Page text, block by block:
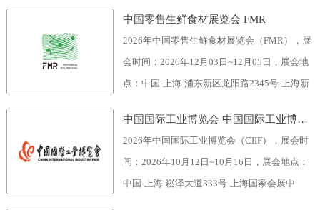
深圳振华展览有限公司，举办周期：一年一
届，展会面积：40000平米，参展观众：60000
人，参展商数量及参展品牌达到400家。2026
全球消费电子展暨深圳国际消费电子展览
会“GCE”，致力于为全球消费电子生产企业、
中国零售生鲜食材展览会 FMR
2026年中国零售生鲜食材展览会（FMR），展
会时间：2026年12月03日~12月05日，展会地
点：中国-上海-浦东新区龙阳路2345号-上海新
企业协会自有品牌专业委员会，举办周期：一
年一届，展会面积：70000平米，参展观众：
30000人，参展商数量及参展品牌达到1500
家。中国零售生鲜食材展览会FMR（国际生鲜
中国国际工业博览会 中国国际工业博览会 CIIF
2026年中国国际工业博览会（CIIF），展会时
间：2026年10月12日~10月16日，展会地点：
中国-上海-崧泽大道333号-上海国家会展中